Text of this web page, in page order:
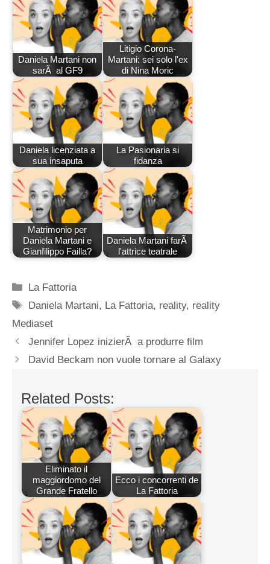
Daniela Martani non
sarÃ al GF9
Litigio Corona-
Martani: sei solo l'ex
di Nina Moric
Daniela licenziata a
sua insaputa
La Pasionaria si
fidanza
Matrimonio per
Daniela Martani e
Gianfilippo Failla?
Daniela Martani farÃ
l'attrice teatrale
Categorie
La Fattoria
Tag
Daniela Martani, La Fattoria, reality, reality
Mediaset
Jennifer Lopez inizierÃ a produrre film
David Beckam non vuole tornare al Galaxy
Related Posts:
Eliminato il
maggiordomo del
Grande Fratello
Ecco i concorrenti de
La Fattoria